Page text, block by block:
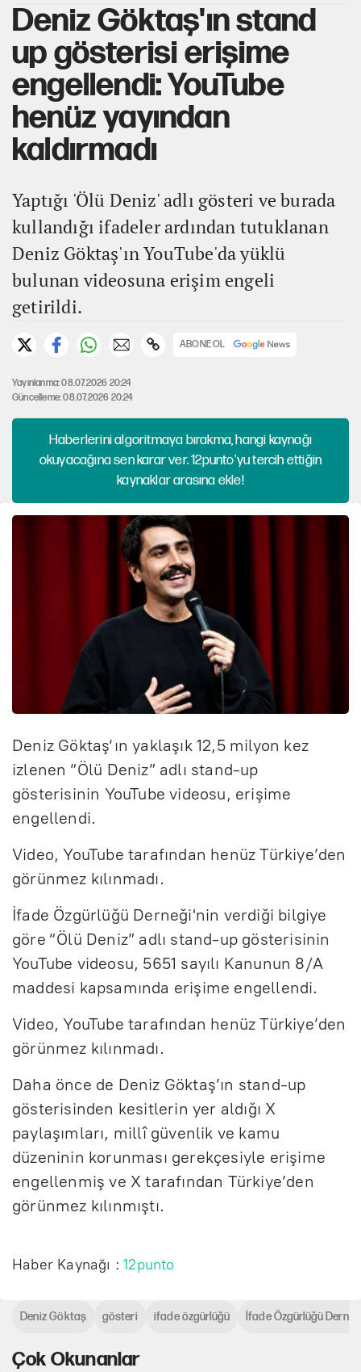
Deniz Göktaş'ın stand
up gösterisi erişime
engellendi: YouTube
henüz yayından
kaldırmadı
Yaptığı 'Ölü Deniz' adlı gösteri ve burada
kullandığı ifadeler ardından tutuklanan
Deniz Göktaş'ın YouTube'da yüklü
bulunan videosuna erişim engeli
getirildi.
ABONE OL
Yayınlanma: 08.07.2026 20:24
Güncelleme: 08.07.2026 20:24
Haberlerini algoritmaya bırakma, hangi kaynağı
okuyacağına sen karar ver. 12punto'yu tercih ettiğin
kaynaklar arasına ekle!
Deniz Göktaş‘ın yaklaşık 12,5 milyon kez
izlenen “Ölü Deniz” adlı stand-up
gösterisinin YouTube videosu, erişime
engellendi.
Video, YouTube tarafından henüz Türkiye’den
görünmez kılınmadı.
İfade Özgürlüğü Derneği'nin verdiği bilgiye
göre “Ölü Deniz” adlı stand-up gösterisinin
YouTube videosu, 5651 sayılı Kanunun 8/A
maddesi kapsamında erişime engellendi.
Video, YouTube tarafından henüz Türkiye’den
görünmez kılınmadı.
Daha önce de Deniz Göktaş’ın stand-up
gösterisinden kesitlerin yer aldığı X
paylaşımları, millî güvenlik ve kamu
düzeninin korunması gerekçesiyle erişime
engellenmiş ve X tarafından Türkiye’den
görünmez kılınmıştı.
Haber Kaynağı :12punto
Çok Okunanlar
Deniz Göktaş gösteri ifade özgürlüğü İfade Özgürlüğü